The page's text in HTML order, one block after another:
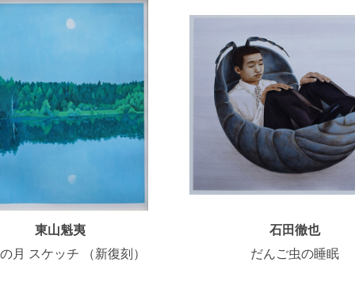
東山魁夷
月 スケッチ （新復刻）
石田徹也
だんご虫の睡眠